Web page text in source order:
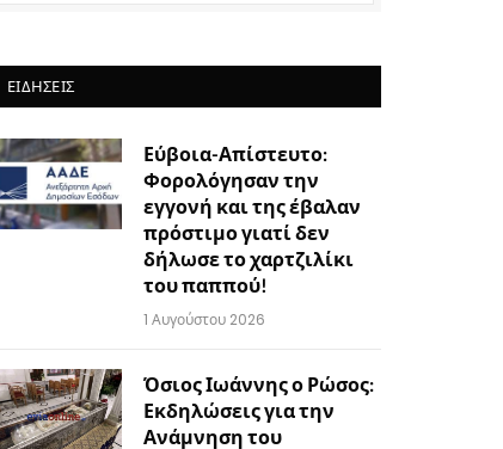
ΕΙΔΉΣΕΙΣ
Εύβοια-Απίστευτο:
Φορολόγησαν την
εγγονή και της έβαλαν
πρόστιμο γιατί δεν
δήλωσε το χαρτζιλίκι
του παππού!
1 Αυγούστου 2026
Όσιος Ιωάννης ο Ρώσος:
Εκδηλώσεις για την
Ανάμνηση του